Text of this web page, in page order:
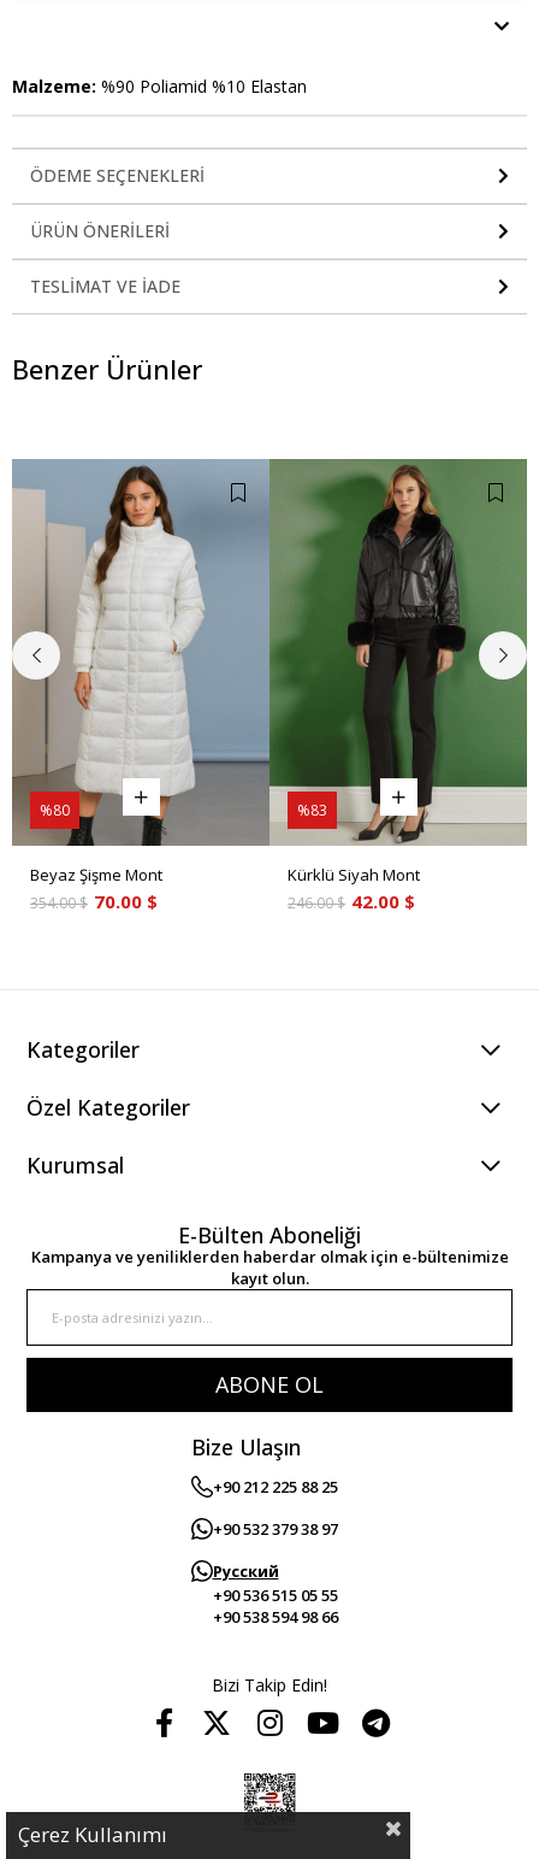
Malzeme: %90 Poliamid %10 Elastan
ÖDEME SEÇENEKLERI
ÜRÜN ÖNERILERI
TESLIMAT VE İADE
Benzer Ürünler
Beyaz Şişme Mont
70.00 $
354.00 $
%80
Kürklü Siyah Mont
42.00 $
246.00 $
%83
Kategoriler
Özel Kategoriler
Kurumsal
E-Bülten Aboneliği
Kampanya ve yeniliklerden haberdar olmak için e-bültenimize
kayıt olun.
ABONE OL
Bize Ulaşın
+90 212 225 88 25
+90 532 379 38 97
Русский
+90 536 515 05 55
+90 538 594 98 66
Bizi Takip Edin!
Çerez Kullanımı